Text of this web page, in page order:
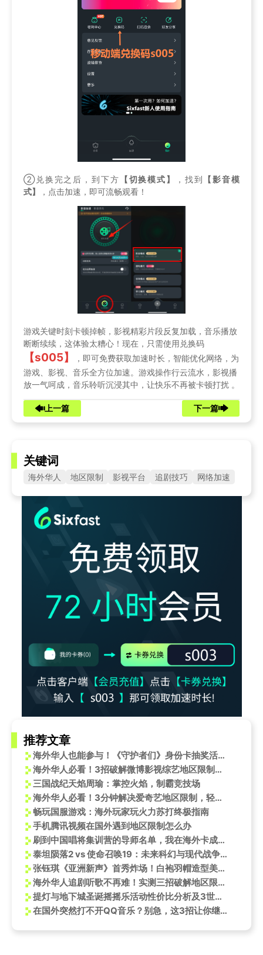
②兑换完之后，到下方 【切换模式】 ，找到
【影音模
式】
，点击加速，即可流畅观看！
游戏关键时刻卡顿掉帧，影视精彩片段反复加载，音乐播放
断断续续，这体验太糟心！现在，只需使用兑换码
【s005】
，即可免费获取加速时长，智能优化网络，为
游戏、影视、音乐全方位加速。游戏操作行云流水，影视播
放一气呵成，音乐聆听沉浸其中，让快乐不再被卡顿打扰 。
上一篇 下一篇
关键词
海外华人 地区限制 影视平台 追剧技巧 网络加速
推荐文章
海外华人也能参与！《守护者们》身份卡抽奖活动火热开启，教你轻松解锁追剧新姿势
海外华人必看！3招破解微博影视综艺地区限制，追剧再也不卡顿
三国战纪天焰周瑜：掌控火焰，制霸竞技场
海外华人必看！3分钟解决爱奇艺地区限制，轻松追剧不卡顿
畅玩国服游戏：海外玩家玩火力苏打终极指南
手机腾讯视频在国外遇到地区限制怎么办
刷到中国唱将集训营的导师名单，我在海外卡成PPT！薛之谦周深的舞台只能听个响
泰坦陨落2 vs 使命召唤19：未来科幻与现代战争的巅峰对决
张钰琪《亚洲新声》首秀炸场！白袍羽帽造型美哭网友，张靓颖当场化身迷妹
海外华人追剧听歌不再难！实测三招破解地区限制，王心凌厦门演唱会甜度爆表引热议
提灯与地下城圣诞摇摇乐活动性价比分析及3世神话宠物获取攻略
在国外突然打不开QQ音乐？别急，这3招让你继续听周杰伦